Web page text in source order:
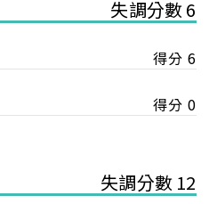
失調分數 6
得分 6
得分 0
失調分數 12
出會員申請
成功送出，經本協會理事